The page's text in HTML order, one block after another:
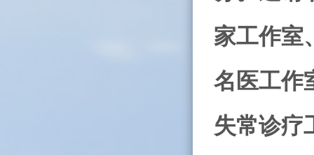
家工作室
名医工作
失常诊疗